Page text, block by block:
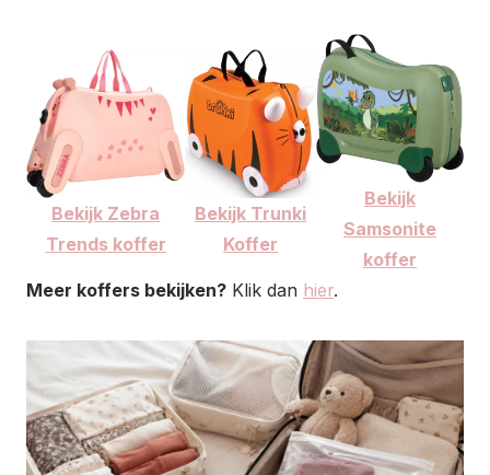
Bekijk Zebra
Trends koffer
Bekijk Trunki
Koffer
Bekijk
Samsonite
koffer
Meer koffers bekijken? Klik dan hier.